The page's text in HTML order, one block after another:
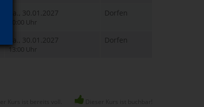
Sa., 30.01.2027
10:00 Uhr
Dorfen
Sa., 30.01.2027
13:00 Uhr
Dorfen